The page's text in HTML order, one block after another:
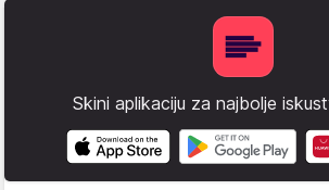
Skini aplikaciju za najbolje